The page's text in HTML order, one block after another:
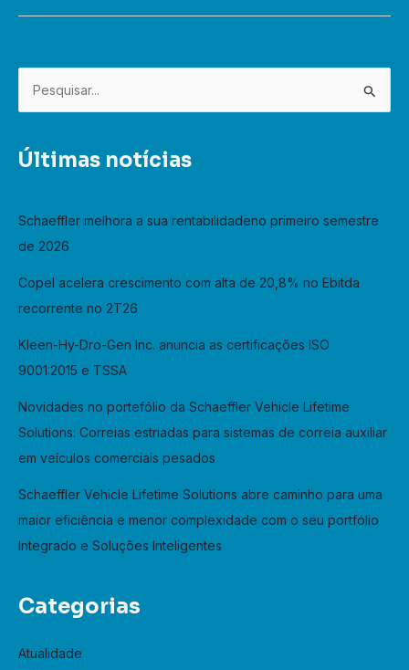
r
h
f
Últimas notícias
Schaeffler melhora a sua rentabilidadeno primeiro semestre
de 2026
Copel acelera crescimento com alta de 20,8% no Ebitda
recorrente no 2T26
Kleen-Hy-Dro-Gen Inc. anuncia as certificações ISO
9001:2015 e TSSA
Novidades no portefólio da Schaeffler Vehicle Lifetime
Solutions: Correias estriadas para sistemas de correia auxiliar
em veículos comerciais pesados
Schaeffler Vehicle Lifetime Solutions abre caminho para uma
maior eficiência e menor complexidade com o seu portfólio
Integrado e Soluções Inteligentes
Categorias
Atualidade